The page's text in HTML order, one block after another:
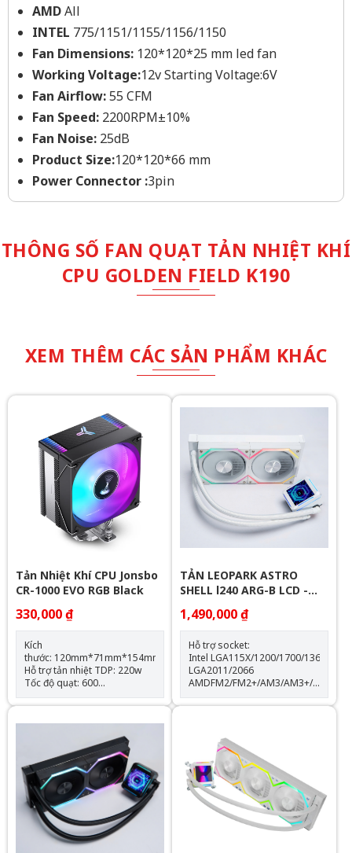
AMDAll
INTEL 775/1151/1155/1156/1150
Fan Dimensions: 120*120*25 mm led fan
Working Voltage:12v Starting Voltage:6V
Fan Airflow:55 CFM
Fan Speed: 2200RPM±10%
Fan Noise: 25dB
Product Size:120*120*66 mm
Power Connector :3pin
THÔNG SỐ FAN QUẠT TẢN NHIỆT KHÍ
CPU GOLDEN FIELD K190
XEM THÊM CÁC SẢN PHẨM KHÁC
Tản Nhiệt Khí CPU Jonsbo
CR-1000 EVO RGB Black
330,000 ₫
Kích
thước: 120mm*71mm*154mm
Hỗ trợ tản nhiệt TDP: 220w
Tốc độ quạt: 600
-1500RPM(±10%) Hỗ trợ
Socket LGA 1700 & AM5
Trang bị 4 ống đồng dẫn
nhiệt Quạt tản nhiệt: 120mm
TẢN LEOPARK ASTRO
SHELL l240 ARG-B LCD -
1,490,000 ₫
Hỗ trợ socket:
Intel LGA115X/1200/1700/1366
LGA2011/2066
AMDFM2/FM2+/AM3/AM3+/AM4/
Thông số kỹ thuật: Kích thước
quạt: 120*120*25mm Tốc độ
thọ quạt: 40.000 giờ Độ ồn:
31.5dBA Vòng bi: Hydraulic
Tuổi thọ máy bơm: 30.000 giờ
độ ồn: 30dBA tốc độ bơm:
2400 +- 10%